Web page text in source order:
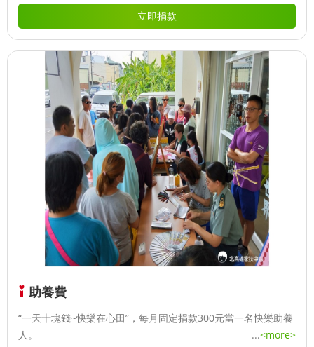
立即捐款
助養費
“一天十塊錢~快樂在心田”，每月固定捐款300元當一名快樂助養
人。
...<more>